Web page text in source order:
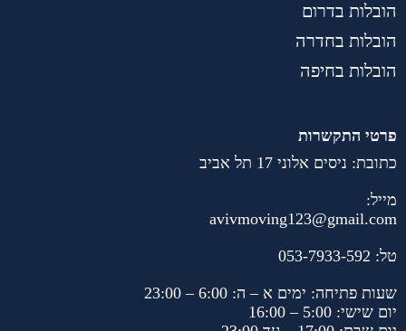
הובלות בדרום
הובלות בחדרה
הובלות בחיפה
פרטי התקשרות
כתובת: ניסים אלוני 17 תל אביב
מייל:
avivmoving123@gmail.com
טל: 053-7933-592
שעות פתיחה: ימים א – ה: 6:00 – 23:00
יום שישי: 5:00 – 16:00